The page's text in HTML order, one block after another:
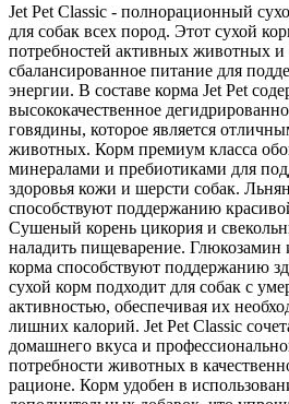
Jet Pet Classic - полнорационный
для собак всех пород. Этот сухой
потребностей активных животных и
сбалансированное питание для
энергии. В составе корма Jet Pet
высококачественное
говядины, которое является
животных. Корм премиум класса
минералами и пребиотиками для
здоровья кожи и шерсти собак.
способствуют поддержанию
Сушеный корень цикория и
наладить пищеварение. Глюкозамин
корма способствуют поддержанию
сухой корм подходит для собак с
активностью, обеспечивая их
лишних калорий. Jet Pet Classic
домашнего вкуса и
потребности животных в
рационе. Корм удобен в